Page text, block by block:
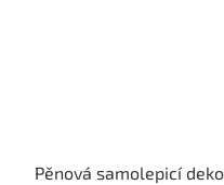
Pěnová samolepicí